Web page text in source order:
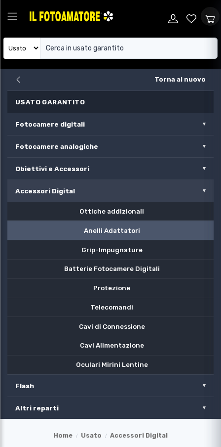
Torna al nuovo
USATO GARANTITO
Fotocamere digitali
Fotocamere analogiche
Obiettivi e Accessori
Accessori Digital
Ottiche addizionali
Anelli Adattatori
Grip-Impugnature
Batterie Fotocamere Digitali
Protezione
Telecomandi
Cavi di Connessione
Cavi Alimentazione
Oculari Mirini Lentine
Flash
Altri reparti
Home Usato Accessori Digital